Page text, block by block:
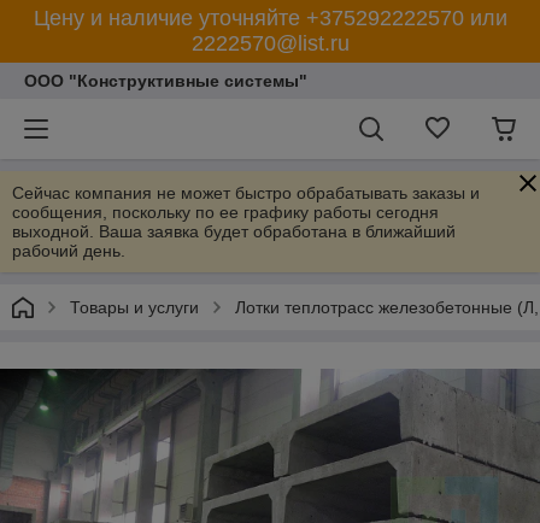
Цену и наличие уточняйте +375292222570 или
2222570@list.ru
ООО "Конструктивные системы"
Сейчас компания не может быстро обрабатывать заказы и
сообщения, поскольку по ее графику работы сегодня
выходной. Ваша заявка будет обработана в ближайший
рабочий день.
Товары и услуги Лотки теплотрасс железобетонные